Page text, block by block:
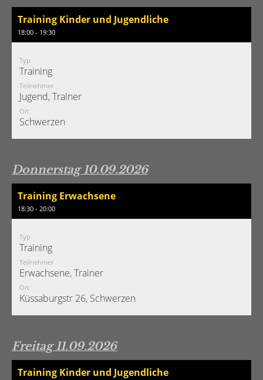
Training Kinder und Jugendliche
18:00 - 19:30
Typ
Training
Teilnehmer
Jugend, Trainer
Ort
Schwerzen
Donnerstag 10.09.2026
Training Erwachsene
18:30 - 20:00
Typ
Training
Teilnehmer
Erwachsene, Trainer
Ort
Küssaburgstr 26, Schwerzen
Freitag 11.09.2026
Training Kinder und Jugendliche